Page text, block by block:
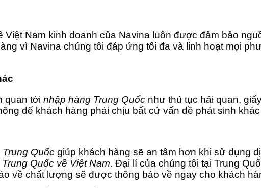
Việt Nam kinh doanh của Navina luôn được đảm bảo
vì Navina chúng tôi đáp ứng tối đa và linh hoạt mọi
quan tới nhập hàng Trung Quốc như thủ tục hải quan,
để khách hàng phải chịu bất cứ vấn đề phát sinh
Quốc giúp khách hàng sẽ an tâm hơn khi sử dụng
Quốc về Việt Nam. Đại lí của chúng tôi tại Trung
về chất lượng sẽ được thông báo về ngay cho khách